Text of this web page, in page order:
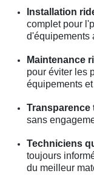
Installation
complet pour
d'équipements
Maintenance
pour éviter les
équipements
Transparence
sans
Techniciens
toujours
du meilleur